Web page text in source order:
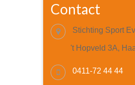
Contact
Stichting Sport
't Hopveld 3A,
0411-72 44 44